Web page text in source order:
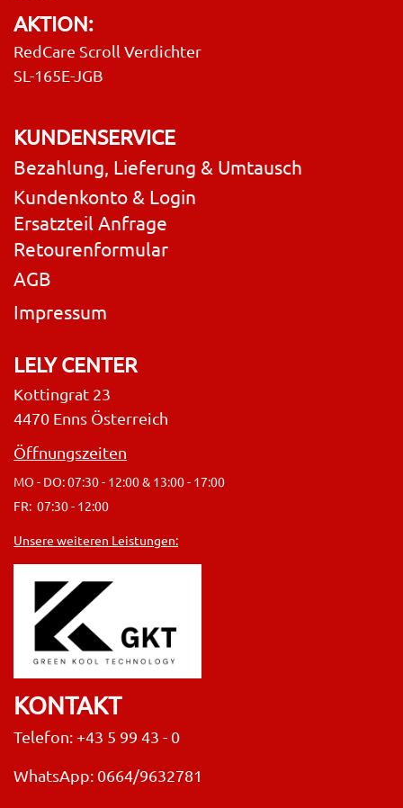
AKTION:
RedCare Scroll Verdichter
SL-165E-JGB
KUNDENSERVICE
Bezahlung, Lieferung & Umtausch
Kundenkonto & Login
Ersatzteil Anfrage
Retourenformular
AGB
Impressum
LELY CENTER
Kottingrat 23
4470 Enns Österreich
Öffnungszeiten
MO - DO: 07:30 - 12:00 & 13:00 - 17:00
FR: 07:30 - 12:00
Unsere weiteren Leistungen:
KONTAKT
Telefon: +43 5 99 43 - 0
WhatsApp: 0664/9632781